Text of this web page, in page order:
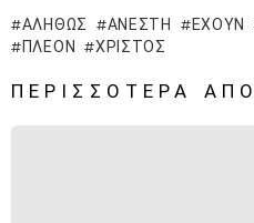
ΑΛΗΘΏΣ ΑΝΈΣΤΗ ΈΧΟΥΝ
ΠΛΈΟΝ
ΧΡΙΣΤΌΣ
ΠΕΡΙΣΣΌΤΕΡΑ